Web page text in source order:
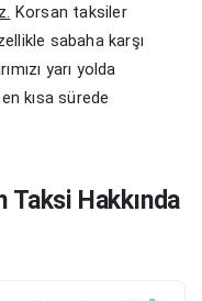
Korsan taksiler
sabaha karşı
yarı yolda
kısa sürede
Taksi Hakkında